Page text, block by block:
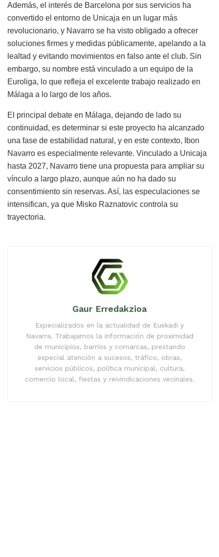
Además, el interés de Barcelona por sus servicios ha
convertido el entorno de Unicaja en un lugar más
revolucionario, y Navarro se ha visto obligado a ofrecer
soluciones firmes y medidas públicamente, apelando a la
lealtad y evitando movimientos en falso ante el club. Sin
embargo, su nombre está vinculado a un equipo de la
Euroliga, lo que refleja el excelente trabajo realizado en
Málaga a lo largo de los años.
El principal debate en Málaga, dejando de lado su
continuidad, es determinar si este proyecto ha alcanzado
una fase de estabilidad natural, y en este contexto, Ibon
Navarro es especialmente relevante. Vinculado a Unicaja
hasta 2027, Navarro tiene una propuesta para ampliar su
vínculo a largo plazo, aunque aún no ha dado su
consentimiento sin reservas. Así, las especulaciones se
intensifican, ya que Misko Raznatovic controla su
trayectoria.
Gaur Erredakzioa
Especializados en la actualidad de Euskadi y
Navarra. Trabajamos la información de proximidad
de municipios, barrios y comarcas, prestando
especial atención a sucesos, tráfico, obras,
servicios públicos, política municipal, cultura,
comercio local, fiestas y reivindicaciones vecinales.